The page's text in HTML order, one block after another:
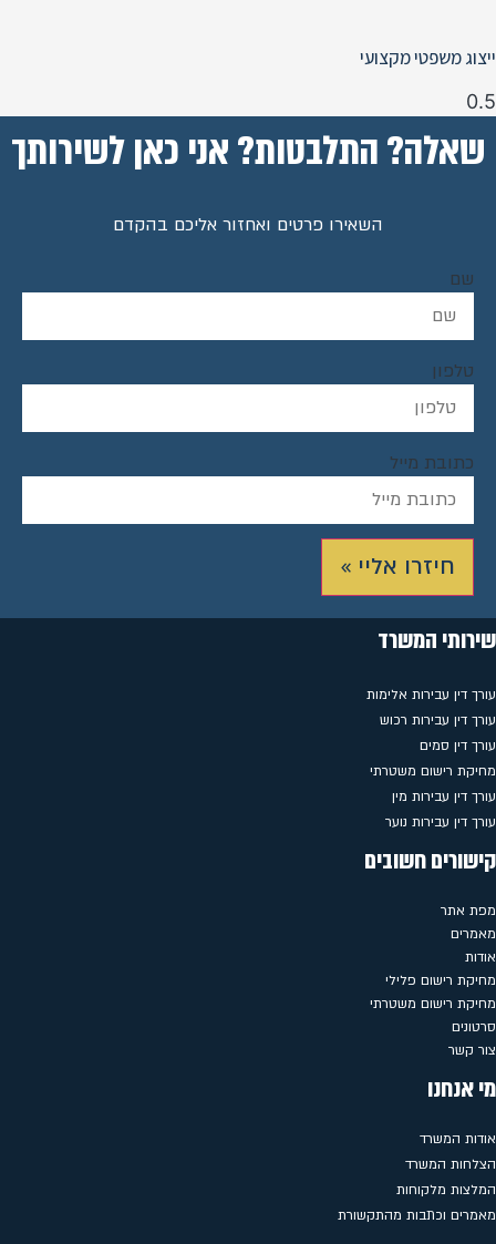
ייצוג משפטי מקצועי
שאלה? התלבטות? אני כאן לשירותך
השאירו פרטים ואחזור אליכם בהקדם
שם
טלפון
כתובת מייל
חיזרו אליי »
שירותי המשרד
עורך דין עבירות אלימות
עורך דין עבירות רכוש
עורך דין סמים
מחיקת רישום משטרתי
עורך דין עבירות מין
עורך דין עבירות נוער
קישורים חשובים
מפת אתר
מאמרים
אודות
מחיקת רישום פלילי
מחיקת רישום משטרתי
סרטונים
צור קשר
מי אנחנו
אודות המשרד
הצלחות המשרד
המלצות מלקוחות
מאמרים וכתבות מהתקשורת